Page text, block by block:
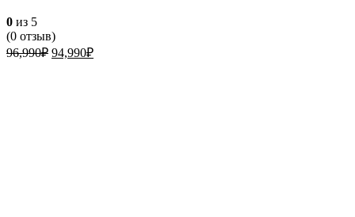
0 из 5
(0 отзыв)
96,990₽ Первоначальная
94,990₽Текущая